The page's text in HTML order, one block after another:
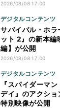
2026/08/08 17:00
デジタルコンテンツ
サバイバル・ホラ
ット 2』の新本編
編】が公開
2026/08/08 17:00
デジタルコンテンツ
『スパイダーマ
デイ』のアクシ
特別映像が公開